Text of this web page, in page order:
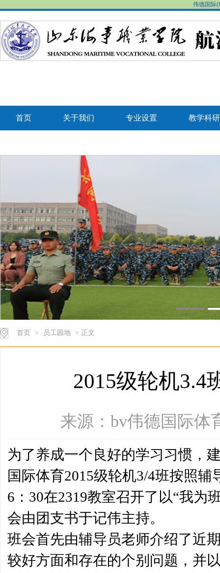
伟德国际
首页 关于我们 专业设置 教学科研
首页 > 员工园地 > 正文
2015级轮机3.4
来源：bv伟德国际体
为了养成一个良好的学习习惯，
国际体育2015级轮机3/4班按照
6：30在2319教室召开了以“我为
会由团支书于记伟主持。
班会首先由辅导员老师介绍了近
较好方面和存在的个别问题，并